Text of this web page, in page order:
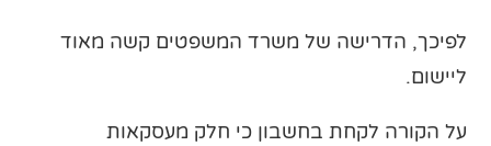
לפיכך, הדרישה של משרד המשפטים קשה מאוד
ליישום.
על הקורה לקחת בחשבון כי חלק מעסקאות